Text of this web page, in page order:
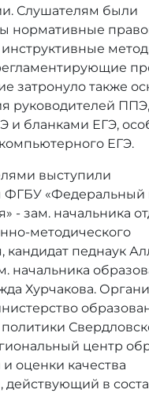
Слушателям были
нормативные
затронуло также
руководителей
бланками ЕГЭ,
ЕГЭ.
выступили
ФГБУ «Федеральный
- зам. начальника
методического
кандидат педнаук
начальника
Хурчакова.
центр
оценки качества
действующий в